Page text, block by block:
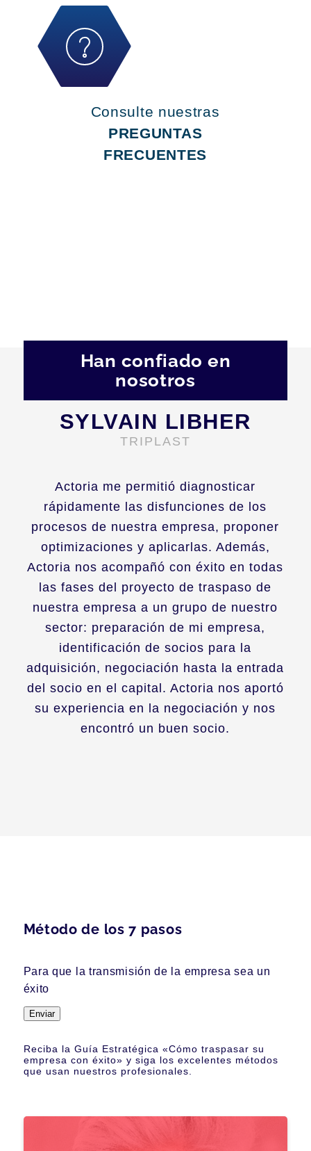
Consulte nuestras
PREGUNTAS
FRECUENTES
Han confiado en
nosotros
Actoria me permitió diagnosticar
rápidamente las disfunciones de los
procesos de nuestra empresa, proponer
optimizaciones y aplicarlas. Además,
Actoria nos acompañó con éxito en todas
las fases del proyecto de traspaso de
nuestra empresa a un grupo de nuestro
sector: preparación de mi empresa,
identificación de socios para la
adquisición, negociación hasta la entrada
del socio en el capital. Actoria nos aportó
su experiencia en la negociación y nos
encontró un buen socio.
SYLVAIN LIBHER
TRIPLAST
Método de los 7 pasos
Para que la transmisión de la empresa sea un
éxito
Enviar
Reciba la Guía Estratégica «Cómo traspasar su
empresa con éxito» y siga los excelentes métodos
que usan nuestros profesionales.